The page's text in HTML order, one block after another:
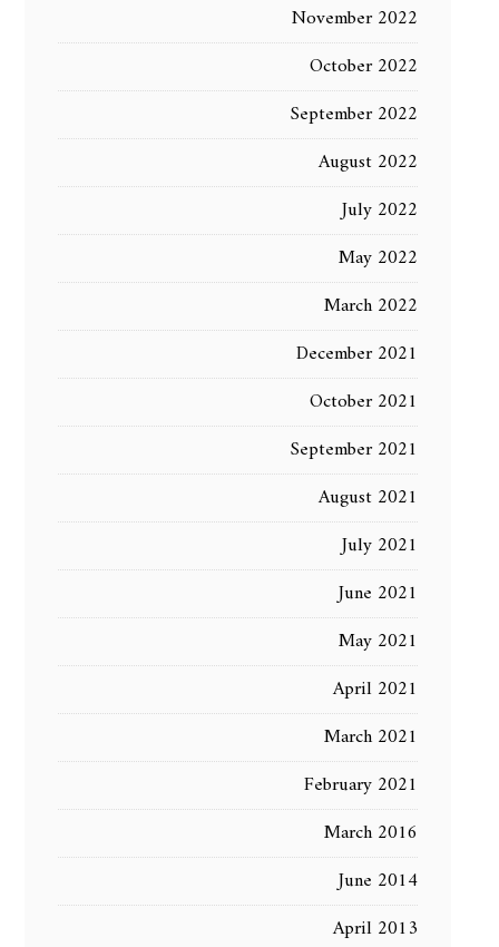
November 2022
October 2022
September 2022
August 2022
July 2022
May 2022
March 2022
December 2021
October 2021
September 2021
August 2021
July 2021
June 2021
May 2021
April 2021
March 2021
February 2021
March 2016
June 2014
April 2013